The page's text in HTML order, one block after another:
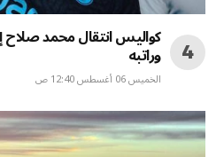
كواليس انتقال محمد صلاح
وراتبه
الخميس 06 أغسطس 12:40 ص